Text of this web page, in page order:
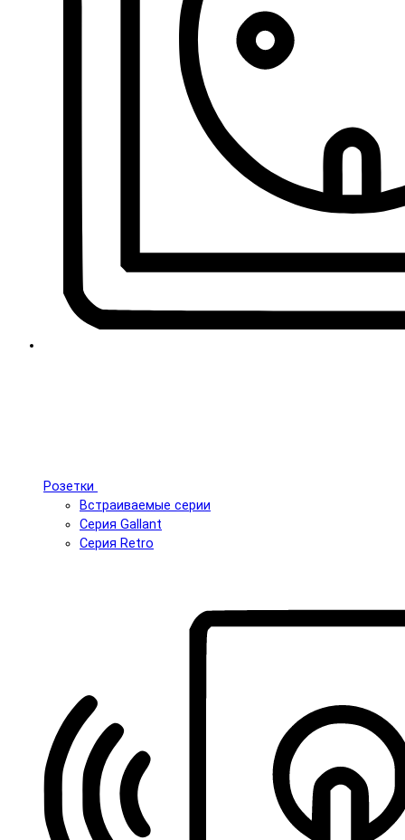
Розетки
Встраиваемые серии
Серия Gallant
Серия Retro